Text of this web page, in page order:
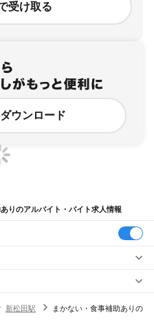
受け取る
ウンロード
りのアルバイト・バイト求人情報
新松田駅
まかない・食事補助ありの